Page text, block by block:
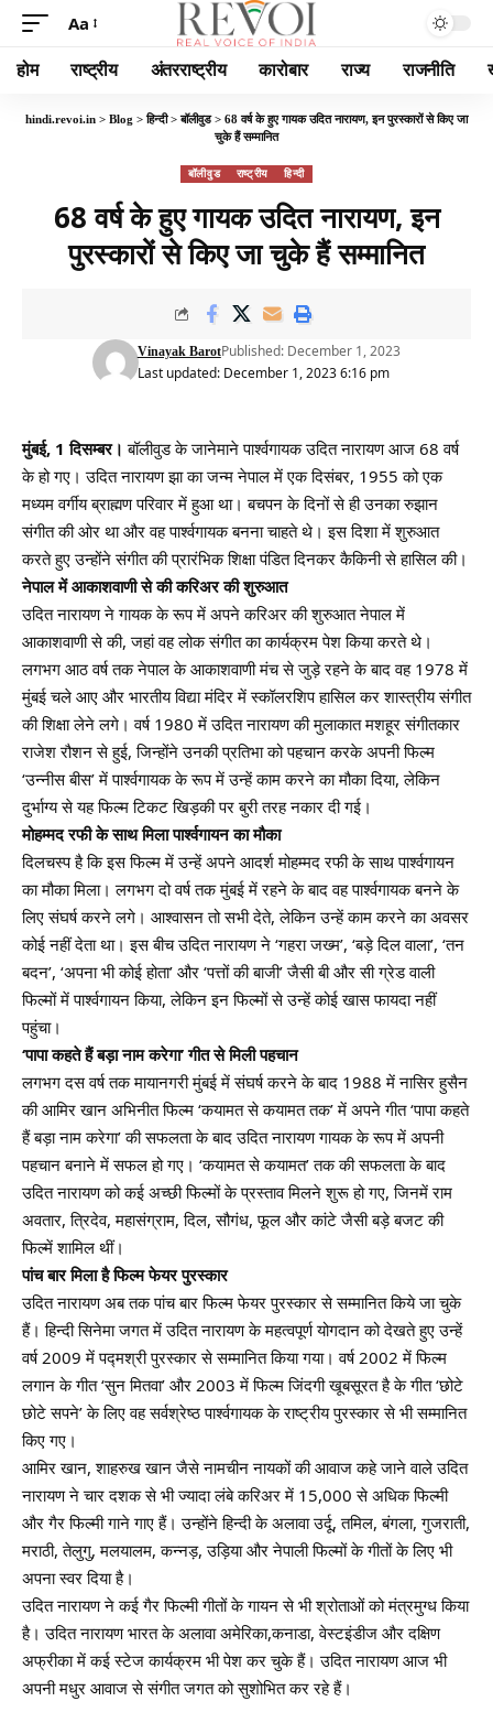
Aa
होम राष्ट्रीय अंतरराष्ट्रीय कारोबार राज्य राजनीति
hindi.revoi.in > Blog >हिन्दी>बॉलीवुड> 68 वर्ष के हुए गायक उदित नारायण, इन पुरस्कारों से किए जा
चुके हैं सम्मानित
बॉलीवुड राष्ट्रीय हिन्दी
68 वर्ष के हुए गायक उदित नारायण, इन
पुरस्कारों से किए जा चुके हैं सम्मानित
Last updated: December 1, 2023 6:16 pm
Vinayak BarotPublished: December 1, 2023
मुंबई, 1 दिसम्बर। बॉलीवुड के जानेमाने पार्श्वगायक उदित नारायण आज 68 वर्ष
के हो गए। उदित नारायण झा का जन्म नेपाल में एक दिसंबर, 1955 को एक
मध्यम वर्गीय ब्राह्मण परिवार में हुआ था। बचपन के दिनों से ही उनका रुझान
संगीत की ओर था और वह पार्श्वगायक बनना चाहते थे। इस दिशा में शुरुआत
करते हुए उन्होंने संगीत की प्रारंभिक शिक्षा पंडित दिनकर कैकिनी से हासिल की।
नेपाल में आकाशवाणी से की करिअर की शुरुआत
उदित नारायण ने गायक के रूप में अपने करिअर की शुरुआत नेपाल में
आकाशवाणी से की, जहां वह लोक संगीत का कार्यक्रम पेश किया करते थे।
लगभग आठ वर्ष तक नेपाल के आकाशवाणी मंच से जुड़े रहने के बाद वह 1978 में
मुंबई चले आए और भारतीय विद्या मंदिर में स्कॉलरशिप हासिल कर शास्त्रीय संगीत
की शिक्षा लेने लगे। वर्ष 1980 में उदित नारायण की मुलाकात मशहूर संगीतकार
राजेश रौशन से हुई, जिन्होंने उनकी प्रतिभा को पहचान करके अपनी फिल्म
‘उन्नीस बीस’ में पार्श्वगायक के रूप में उन्हें काम करने का मौका दिया, लेकिन
दुर्भाग्य से यह फिल्म टिकट खिड़की पर बुरी तरह नकार दी गई।
मोहम्मद रफी के साथ मिला पार्श्वगायन का मौका
दिलचस्प है कि इस फिल्म में उन्हें अपने आदर्श मोहम्मद रफी के साथ पार्श्वगायन
का मौका मिला। लगभग दो वर्ष तक मुंबई में रहने के बाद वह पार्श्वगायक बनने के
लिए संघर्ष करने लगे। आश्वासन तो सभी देते, लेकिन उन्हें काम करने का अवसर
कोई नहीं देता था। इस बीच उदित नारायण ने ‘गहरा जख्म’, ‘बड़े दिल वाला’, ‘तन
बदन’, ‘अपना भी कोई होता’ और ‘पत्तों की बाजी’ जैसी बी और सी ग्रेड वाली
फिल्मों में पार्श्वगायन किया, लेकिन इन फिल्मों से उन्हें कोई खास फायदा नहीं
पहुंचा।
‘पापा कहते हैं बड़ा नाम करेगा’ गीत से मिली पहचान
लगभग दस वर्ष तक मायानगरी मुंबई में संघर्ष करने के बाद 1988 में नासिर हुसैन
की आमिर खान अभिनीत फिल्म ‘कयामत से कयामत तक’ में अपने गीत ‘पापा कहते
हैं बड़ा नाम करेगा’ की सफलता के बाद उदित नारायण गायक के रूप में अपनी
पहचान बनाने में सफल हो गए। ‘कयामत से कयामत’ तक की सफलता के बाद
उदित नारायण को कई अच्छी फिल्मों के प्रस्ताव मिलने शुरू हो गए, जिनमें राम
अवतार, त्रिदेव, महासंग्राम, दिल, सौगंध, फूल और कांटे जैसी बड़े बजट की
फिल्में शामिल थीं।
पांच बार मिला है फिल्म फेयर पुरस्कार
उदित नारायण अब तक पांच बार फिल्म फेयर पुरस्कार से सम्मानित किये जा चुके
हैं। हिन्दी सिनेमा जगत में उदित नारायण के महत्वपूर्ण योगदान को देखते हुए उन्हें
वर्ष 2009 में पद्मश्री पुरस्कार से सम्मानित किया गया। वर्ष 2002 में फिल्म
लगान के गीत ‘सुन मितवा’ और 2003 में फिल्म जिंदगी खूबसूरत है के गीत ‘छोटे
छोटे सपने’ के लिए वह सर्वश्रेष्ठ पार्श्वगायक के राष्ट्रीय पुरस्कार से भी सम्मानित
किए गए।
आमिर खान, शाहरुख खान जैसे नामचीन नायकों की आवाज कहे जाने वाले उदित
नारायण ने चार दशक से भी ज्यादा लंबे करिअर में 15,000 से अधिक फिल्मी
और गैर फिल्मी गाने गाए हैं। उन्होंने हिन्दी के अलावा उर्दू, तमिल, बंगला, गुजराती,
मराठी, तेलुगु, मलयालम, कन्नड़, उड़िया और नेपाली फिल्मों के गीतों के लिए भी
अपना स्वर दिया है।
उदित नारायण ने कई गैर फिल्मी गीतों के गायन से भी श्रोताओं को मंत्रमुग्ध किया
है। उदित नारायण भारत के अलावा अमेरिका,कनाडा, वेस्टइंडीज और दक्षिण
अफ्रीका में कई स्टेज कार्यक्रम भी पेश कर चुके हैं। उदित नारायण आज भी
अपनी मधुर आवाज से संगीत जगत को सुशोभित कर रहे हैं।